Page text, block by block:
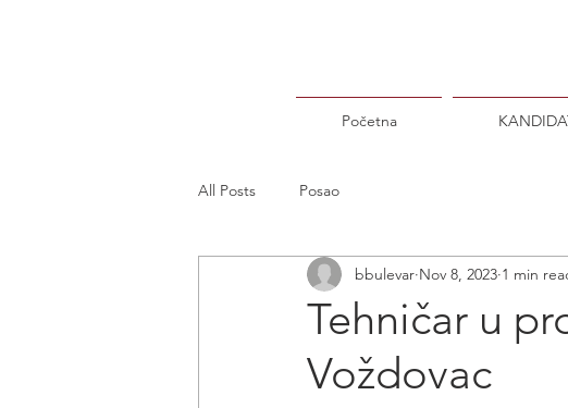
Početna
All Posts Posao
Tehničar u
Voždovac
bbulevar Nov 8, 2023 1 min